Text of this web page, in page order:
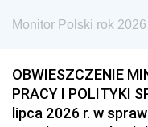
Monitor Polski rok
OBWIESZCZENIE
PRACY I POLITYKI
lipca 2026 r. w